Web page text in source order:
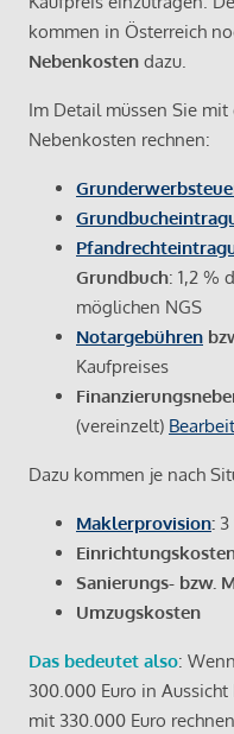
kommen in Österreich
Nebenkosten dazu.
Im Detail müssen Sie
Nebenkosten rechnen:
Grundbuch: 1,2 %
möglichen NGS
Notargebühren
Kaufpreises
(vereinzelt)
Dazu kommen je nach
Maklerprovision:
Sanierungs- bzw.
Umzugskosten
Das bedeutet also:
300.000 Euro in
mit 330.000 Euro